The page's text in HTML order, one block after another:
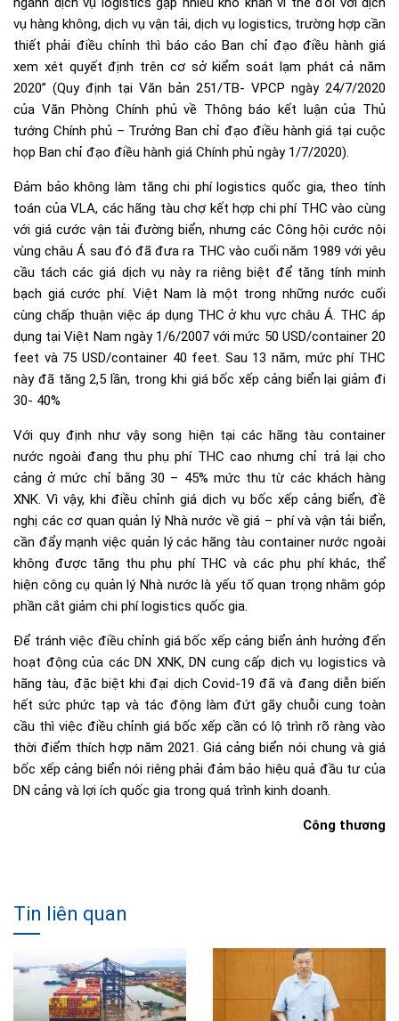
vụ hàng không, dịch vụ vận tải, dịch vụ logistics, trường hợp cần
thiết phải điều chỉnh thì báo cáo Ban chỉ đạo điều hành giá
xem xét quyết định trên cơ sở kiểm soát lạm phát cả năm
2020” (Quy định tại Văn bản 251/TB- VPCP ngày 24/7/2020
của Văn Phòng Chính phủ về Thông báo kết luận của Thủ
tướng Chính phủ – Trưởng Ban chỉ đạo điều hành giá tại cuộc
họp Ban chỉ đạo điều hành giá Chính phủ ngày 1/7/2020).
Đảm bảo không làm tăng chi phí logistics quốc gia, theo tính
toán của VLA, các hãng tàu chợ kết hợp chi phí THC vào cùng
với giá cước vận tải đường biển, nhưng các Công hội cước nội
vùng châu Á sau đó đã đưa ra THC vào cuối năm 1989 với yêu
cầu tách các giá dịch vụ này ra riêng biệt để tăng tính minh
bạch giá cước phí. Việt Nam là một trong những nước cuối
cùng chấp thuận việc áp dụng THC ở khu vực châu Á. THC áp
dụng tại Việt Nam ngày 1/6/2007 với mức 50 USD/container 20
feet và 75 USD/container 40 feet. Sau 13 năm, mức phí THC
này đã tăng 2,5 lần, trong khi giá bốc xếp cảng biển lại giảm đi
30- 40%
Với quy định như vậy song hiện tại các hãng tàu container
nước ngoài đang thu phụ phí THC cao nhưng chỉ trả lại cho
cảng ở mức chỉ bằng 30 – 45% mức thu từ các khách hàng
XNK. Vì vậy, khi điều chỉnh giá dịch vụ bốc xếp cảng biển, đề
nghị các cơ quan quản lý Nhà nước về giá – phí và vận tải biển,
cần đẩy mạnh việc quản lý các hãng tàu container nước ngoài
không được tăng thu phụ phí THC và các phụ phí khác, thể
hiện công cụ quản lý Nhà nước là yếu tố quan trọng nhằm góp
phần cắt giảm chi phí logistics quốc gia.
Để tránh việc điều chỉnh giá bốc xếp cảng biển ảnh hưởng đến
hoạt động của các DN XNK, DN cung cấp dịch vụ logistics và
hãng tàu, đặc biệt khi đại dịch Covid-19 đã và đang diễn biến
hết sức phức tạp và tác động làm đứt gãy chuỗi cung toàn
cầu thì việc điều chỉnh giá bốc xếp cần có lộ trình rõ ràng vào
thời điểm thích hợp năm 2021. Giá cảng biển nói chung và giá
bốc xếp cảng biển nói riêng phải đảm bảo hiệu quả đầu tư của
DN cảng và lợi ích quốc gia trong quá trình kinh doanh.
Công thương
Tin liên quan